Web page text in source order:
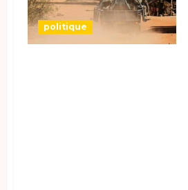
politique